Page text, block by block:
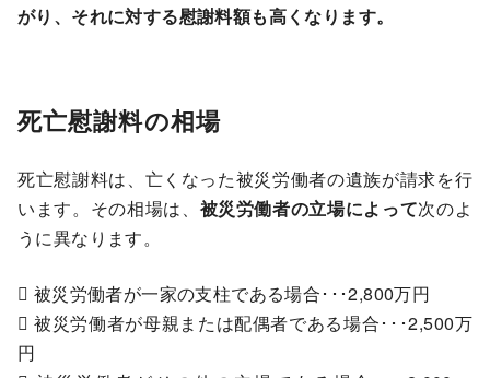
がり、それに対する慰謝料額も高くなります。
死亡慰謝料の相場
死亡慰謝料は、亡くなった被災労働者の遺族が請求を行
います。その相場は、 被災労働者の立場によって次のよ
うに異なります。
 被災労働者が一家の支柱である場合･･･2,800万円
 被災労働者が母親または配偶者である場合･･･2,500万
円